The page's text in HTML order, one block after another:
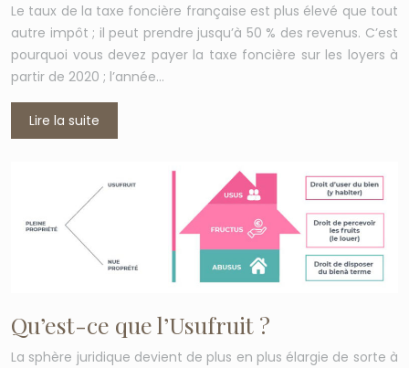
Le taux de la taxe foncière française est plus élevé que tout
autre impôt ; il peut prendre jusqu’à 50 % des revenus. C’est
pourquoi vous devez payer la taxe foncière sur les loyers à
partir de 2020 ; l’année…
Lire la suite
Qu’est-ce que l’Usufruit ?
La sphère juridique devient de plus en plus élargie de sorte à